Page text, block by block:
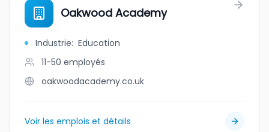
Oakwood Academy
Industrie: Education
11-50 employés
oakwoodacademy.co.uk
Voir les emplois et détails